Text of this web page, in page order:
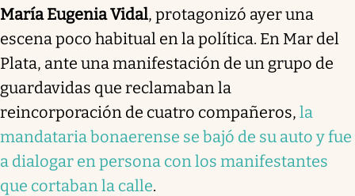
María Eugenia Vidal, protagonizó ayer una
escena poco habitual en la política. En Mar del
Plata, ante una manifestación de un grupo de
guardavidas que reclamaban la
reincorporación de cuatro compañeros, la
mandataria bonaerense se bajó de su auto y fue
a dialogar en persona con los manifestantes
que cortaban la calle.